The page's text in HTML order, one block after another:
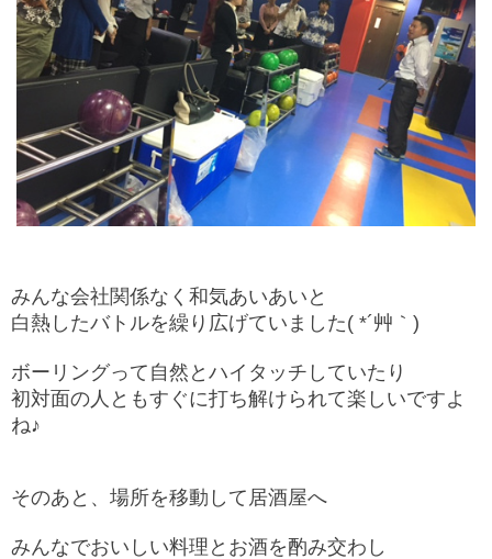
みんな会社関係なく和気あいあいと
白熱したバトルを繰り広げていました( *´艸｀)
ボーリングって自然とハイタッチしていたり
初対面の人ともすぐに打ち解けられて楽しいですよ
ね♪
そのあと、場所を移動して居酒屋へ
みんなでおいしい料理とお酒を酌み交わし